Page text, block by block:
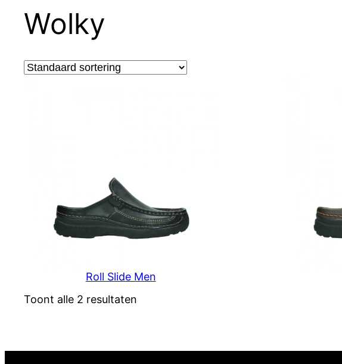
Wolky
Roll Slide Men
Toont alle 2 resultaten